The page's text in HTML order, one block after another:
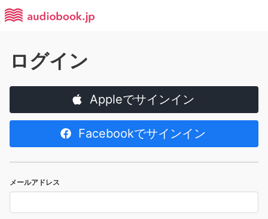
ログイン
Appleでサインイン
Facebookでサインイン
メールアドレス